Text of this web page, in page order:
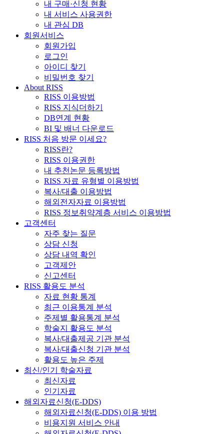
내 구매·신청 현황
내 서비스 사용권한
내 관심 DB
회원서비스
회원가입
로그인
아이디 찾기
비밀번호 찾기
About RISS
RISS 이용방법
RISS 지식더하기
DB연계 현황
BI 및 배너 다운로드
RISS 처음 방문 이세요?
RISS란?
RISS 이용권한
내 추천논문 등록방법
RISS 자료 유형별 이용방법
복사/대출 이용방법
해외전자자료 이용방법
RISS 정보취약계층 서비스 이용방법
고객센터
자주 찾는 질문
상담 신청
상담 내역 확인
고객제안
신고센터
RISS 활용도 분석
자료 현황 통계
최근 이용통계 분석
주제별 활용통계 분석
학술지 활용도 분석
복사/대출제공 기관 분석
복사/대출신청 기관 분석
활용도 높은 주제
최신/인기 학술자료
최신자료
인기자료
해외자료신청(E-DDS)
해외자료신청(E-DDS) 이용 방법
비용지원 서비스 안내